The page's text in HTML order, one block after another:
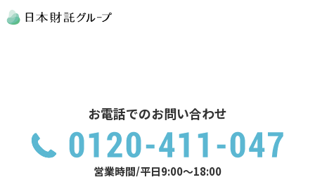
お電話でのお問い合わせ
営業時間/平日9:00～18:00